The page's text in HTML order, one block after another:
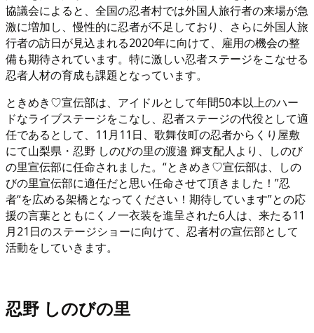
協議会によると、全国の忍者村では外国人旅行者の来場が急
激に増加し、慢性的に忍者が不足しており、さらに外国人旅
行者の訪日が見込まれる2020年に向けて、雇用の機会の整
備も期待されています。特に激しい忍者ステージをこなせる
忍者人材の育成も課題となっています。
ときめき♡宣伝部は、アイドルとして年間50本以上のハー
ドなライブステージをこなし、忍者ステージの代役として適
任であるとして、11月11日、歌舞伎町の忍者からくり屋敷
にて山梨県・忍野 しのびの里の渡邉 輝支配人より、しのび
の里宣伝部に任命されました。“ときめき♡宣伝部は、しの
びの里宣伝部に適任だと思い任命させて頂きました！”忍
者“を広める架橋となってください！期待しています”との応
援の言葉とともにくノ一衣装を進呈された6人は、来たる11
月21日のステージショーに向けて、忍者村の宣伝部として
活動をしていきます。
忍野 しのびの里